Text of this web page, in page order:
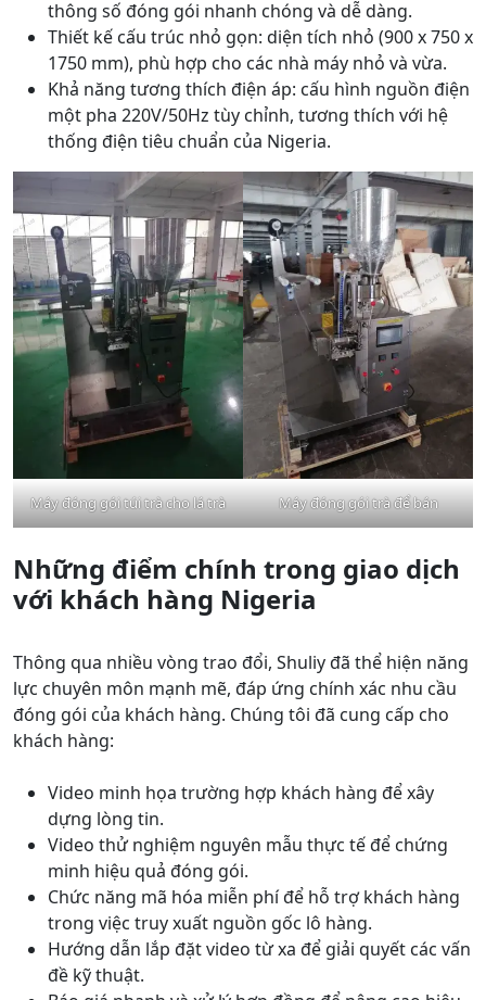
thông số đóng gói nhanh chóng và dễ dàng.
Thiết kế cấu trúc nhỏ gọn: diện tích nhỏ (900 x 750 x
1750 mm), phù hợp cho các nhà máy nhỏ và vừa.
Khả năng tương thích điện áp: cấu hình nguồn điện
một pha 220V/50Hz tùy chỉnh, tương thích với hệ
thống điện tiêu chuẩn của Nigeria.
Máy đóng gói túi trà cho lá trà Máy đóng gói trà để bán
Những điểm chính trong giao dịch
với khách hàng Nigeria
Thông qua nhiều vòng trao đổi, Shuliy đã thể hiện năng
lực chuyên môn mạnh mẽ, đáp ứng chính xác nhu cầu
đóng gói của khách hàng. Chúng tôi đã cung cấp cho
khách hàng:
Video minh họa trường hợp khách hàng để xây
dựng lòng tin.
Video thử nghiệm nguyên mẫu thực tế để chứng
minh hiệu quả đóng gói.
Chức năng mã hóa miễn phí để hỗ trợ khách hàng
trong việc truy xuất nguồn gốc lô hàng.
Hướng dẫn lắp đặt video từ xa để giải quyết các vấn
đề kỹ thuật.